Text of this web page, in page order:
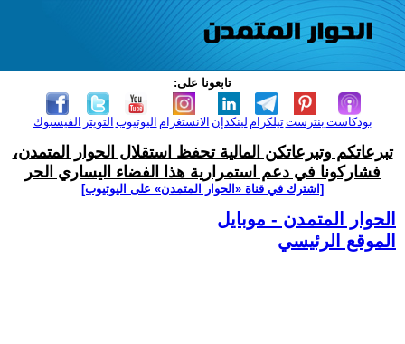
تابعونا على:
الفيسبوك التويتر اليوتيوب الانستغرام لينكدإن تيلكرامبنترست بودكاست
تبرعاتكم وتبرعاتكن المالية تحفظ استقلال الحوار المتمدن،
فشاركونا في دعم استمرارية هذا الفضاء اليساري الحر
[اشترك في قناة ‫«الحوار المتمدن» على اليوتيوب]
الحوار المتمدن - موبايل
الموقع الرئيسي